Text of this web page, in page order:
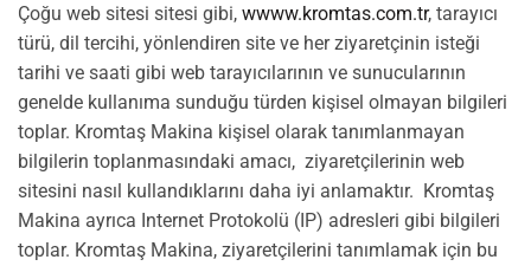
Çoğu web sitesi sitesi gibi, wwww.kromtas.com.tr, tarayıcı
türü, dil tercihi, yönlendiren site ve her ziyaretçinin isteği
tarihi ve saati gibi web tarayıcılarının ve sunucularının
genelde kullanıma sunduğu türden kişisel olmayan bilgileri
toplar. Kromtaş Makina kişisel olarak tanımlanmayan
bilgilerin toplanmasındaki amacı, ziyaretçilerinin web
sitesini nasıl kullandıklarını daha iyi anlamaktır. Kromtaş
Makina ayrıca Internet Protokolü (IP) adresleri gibi bilgileri
toplar. Kromtaş Makina, ziyaretçilerini tanımlamak için bu